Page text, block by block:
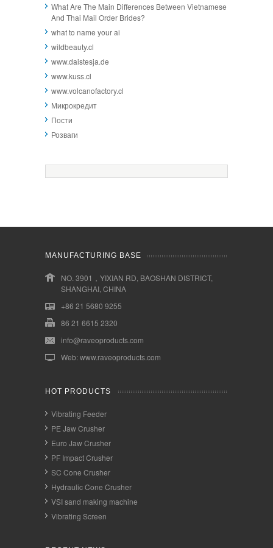
What Are The Main Differences Between Vietnamese
And Thai Mail Order Brides?
what to name your ai
wildbeauty.cl
www.daistesja.de
www.kuss.cl
www.volcanofactory.cl
Микрокредит
Пости
Розваги
MANUFACTURING BASE
NO. 3901，YIXIAN RD, BAOSHAN DISTRICT,
SHANGHAI, CHINA
+86 21 5680 9255
86 21 6615 2320
info@raveoproducts.com
Web: www.raveoproducts.com
HOT PRODUCTS
Vibrating Feeder
PE Jaw Crusher
Euro Jaw Crusher
PF Impact Crusher
SC Cone Crusher
Hydraulic Cone Crusher
VSI sand making machine
Vibrating Screen